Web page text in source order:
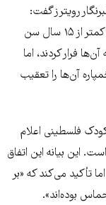
رویترز گفت:
«بچه‌ها در ساحل فوتبال بازی می‌کردند؛ همه آن‌ها کمتر از ۱۵ سال سن
فرار کردند، اما
آن‌ها را تعقیب
فلسطینی اعلام
این بیانه این اتفاق
تأکید می‌کند که «بر
بوده‌اند».